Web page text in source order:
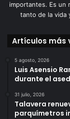
importantes. Es un
tanto de la vida
Artículos más
5 agosto, 2026
Luis Asensio
durante el
31 julio, 2026
Talavera
parquímetros